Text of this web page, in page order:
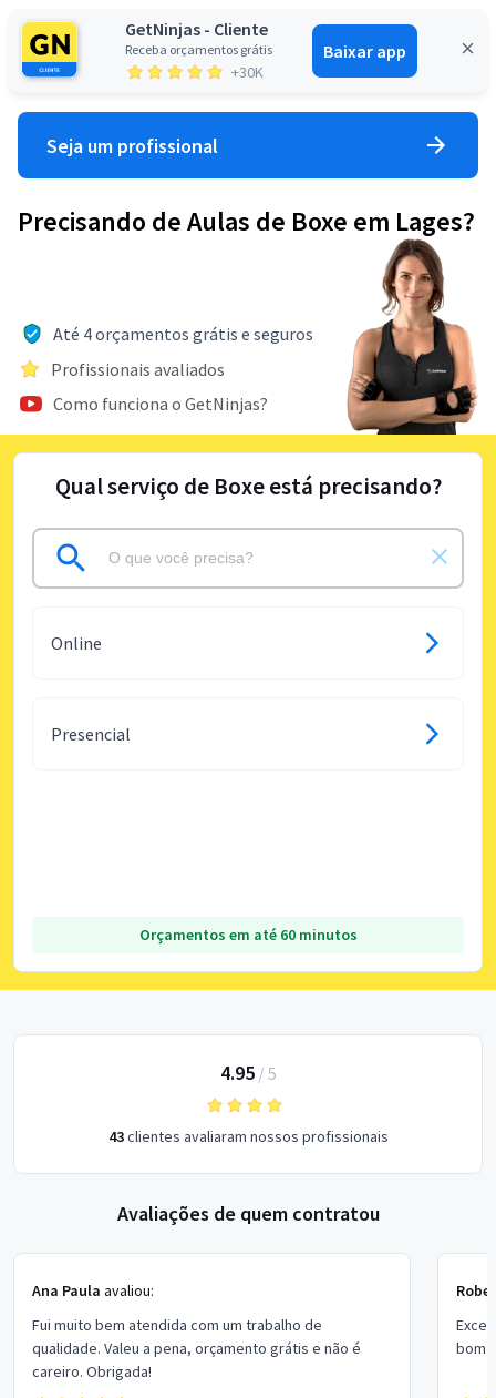
GetNinjas - Cliente
Receba orçamentos grátis
+30K
Baixar app
Entrar
Seja um profissional
Precisando de Aulas de Boxe em Lages?
Até 4 orçamentos grátis e seguros
Profissionais avaliados
Como funciona o GetNinjas?
Qual serviço de Boxe está precisando?
Online
Presencial
Orçamentos em até 60 minutos
4.95/ 5
43clientes avaliaram nossos profissionais
Avaliações de quem contratou
Ana Paula avaliou:
Fui muito bem atendida com um trabalho de
qualidade. Valeu a pena, orçamento grátis e não é
careiro. Obrigada!
bom